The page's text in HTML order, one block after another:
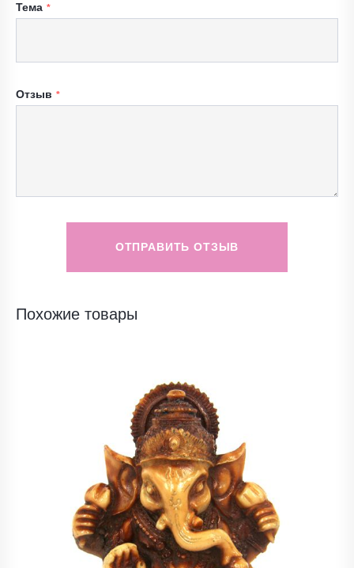
Тема
Отзыв
ОТПРАВИТЬ ОТЗЫВ
Похожие товары